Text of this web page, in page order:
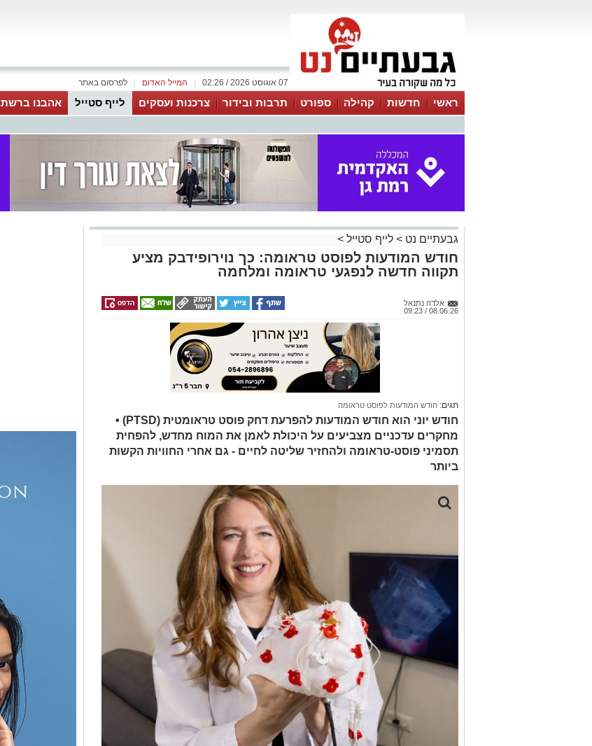
לפרסום באתר המייל האדום 07 אוגוסט 2026 / 02:26
ראשי חדשות קהילה ספורט תרבות ובידור צרכנות ועסקים לייף סטייל אהבנו ברשת
גבעתיים נט > לייף סטייל >
חודש המודעות לפוסט טראומה: כך נוירופידבק מציע
תקווה חדשה לנפגעי טראומה ומלחמה
אלדה נתנאל
08.06.26 / 09:23
תגים: חודש המודעות לפוסט טראומה
חודש יוני הוא חודש המודעות להפרעת דחק פוסט טראומטית (PTSD) •
מחקרים עדכניים מצביעים על היכולת לאמן את המוח מחדש, להפחית
תסמיני פוסט-טראומה ולהחזיר שליטה לחיים - גם אחרי החוויות הקשות
ביותר